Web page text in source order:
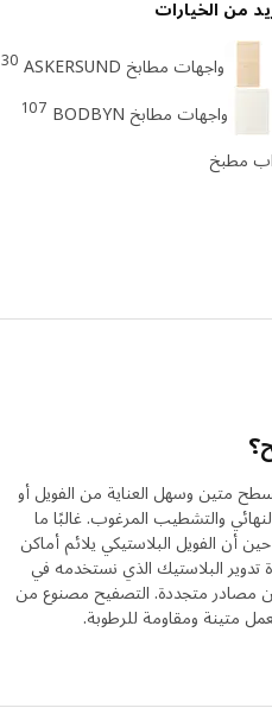
الخيارات
واجهات مطابخ ASKERSUND 30
واجهات مطابخ BODBYN 107
مطبخ
وسهل العناية من الفويل أو
والتشطيب المرغوب. غالبًا ما
الفويل البلاستيكي يلائم أماكن
البلاستيك الذي نستخدمه في
متجددة. التصفيح مصنوع من
ومقاومة للرطوبة.